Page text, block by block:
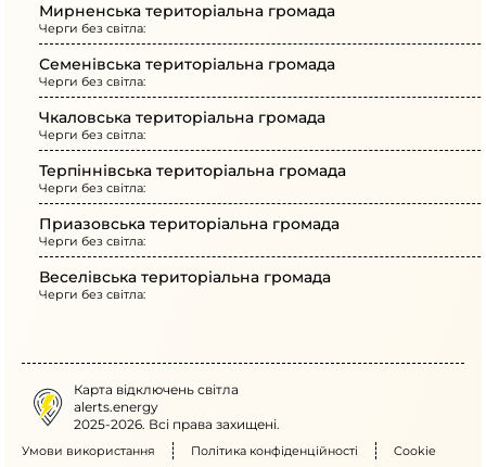
Мирненська територіальна громада
Черги без світла:
Семенівська територіальна громада
Черги без світла:
Чкаловська територіальна громада
Черги без світла:
Терпіннівська територіальна громада
Черги без світла:
Приазовська територіальна громада
Черги без світла:
Веселівська територіальна громада
Черги без світла:
Карта відключень світла
alerts.energy
2025-2026. Всі права захищені.
Умови використання Політика конфіденційності Cookie